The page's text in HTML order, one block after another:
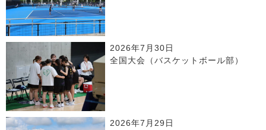
2026年7月30日
全国大会（バスケットボール部）
2026年7月29日